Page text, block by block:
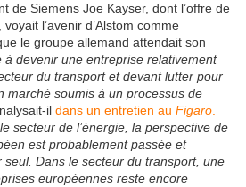
de Siemens Joe Kayser, dont l’offre de
l’avenir d’Alstom comme
le groupe allemand attendait son
à devenir une entreprise relativement
du transport et devant lutter pour
marché soumis à un processus de
il dans un entretien au Figaro
secteur de l’énergie, la perspective de
est probablement passée et
Dans le secteur du transport, une
européennes reste encore